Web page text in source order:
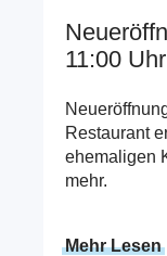
vorherigen
im11:00 Uhr
Restaurant
ehemaligen
mehr.
Mehr Lesen